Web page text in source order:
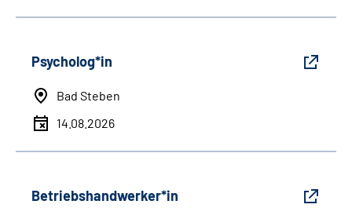
Psycholog*in
Bad Steben
14.08.2026
Betriebshandwerker*in